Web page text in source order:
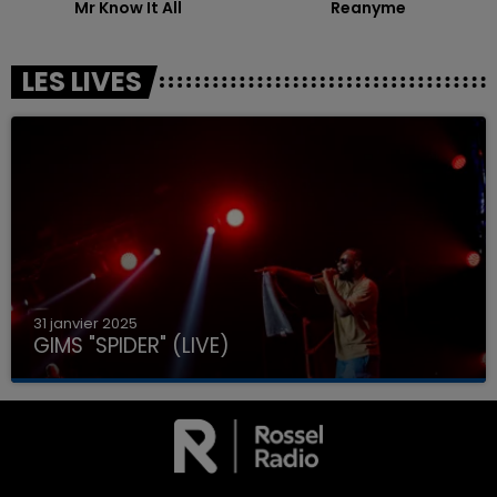
Mr Know It All Reanyme
LES LIVES
31 janvier 2025
GIMS "SPIDER" (LIVE)